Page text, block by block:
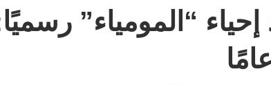
إحياء “المومياء”